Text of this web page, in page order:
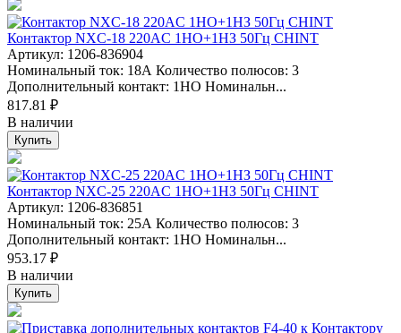
Контактор NXC-18 220AC 1НО+1НЗ 50Гц CHINT
Артикул: 1206-836904
Номинальный ток: 18А Количество полюсов: 3
Дополнительный контакт: 1НО Номинальн...
817.81 ₽
В наличии
Купить
Контактор NXC-25 220AC 1НО+1НЗ 50Гц CHINT
Артикул: 1206-836851
Номинальный ток: 25А Количество полюсов: 3
Дополнительный контакт: 1НО Номинальн...
953.17 ₽
В наличии
Купить